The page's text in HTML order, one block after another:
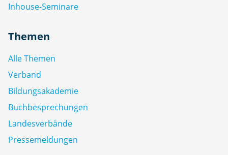
Inhouse-Seminare
Themen
Alle Themen
Verband
Bildungsakademie
Buchbesprechungen
Landesverbände
Pressemeldungen